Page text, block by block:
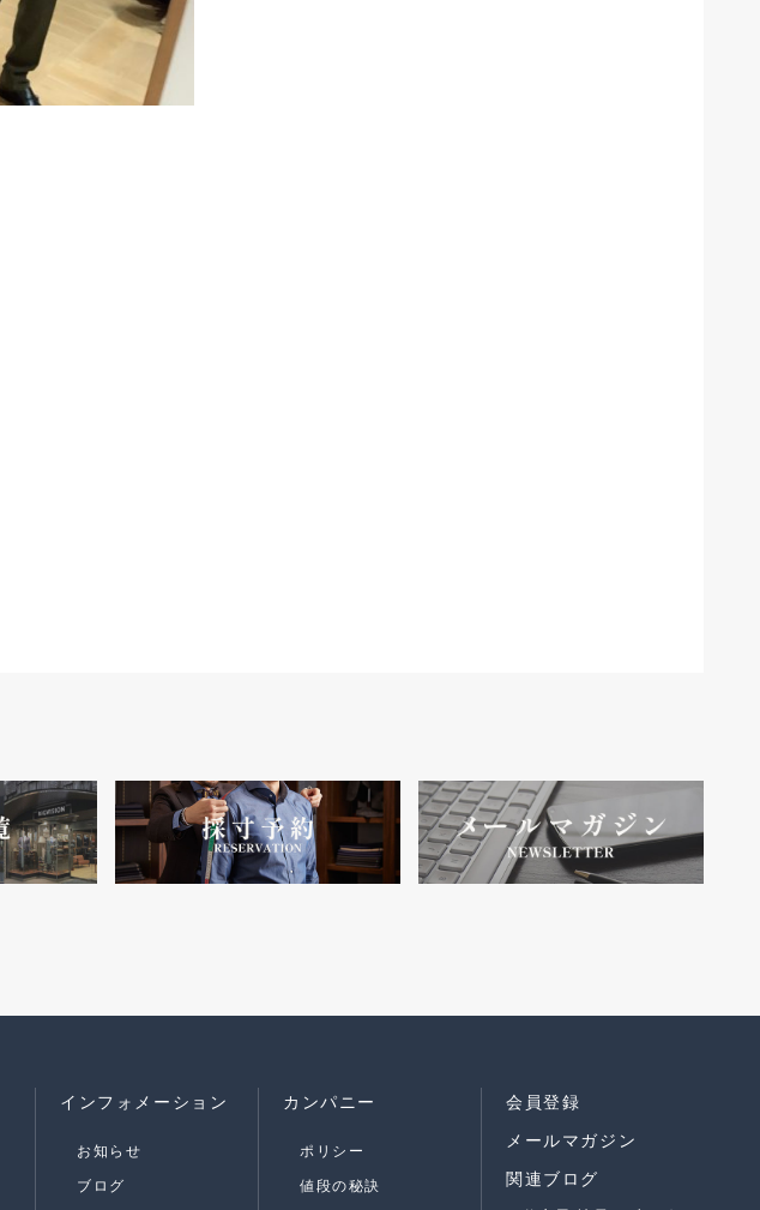
インフォメーション
お知らせ
ブログ
カンパニー
ポリシー
値段の秘訣
会員登録
メールマガジン
関連ブログ